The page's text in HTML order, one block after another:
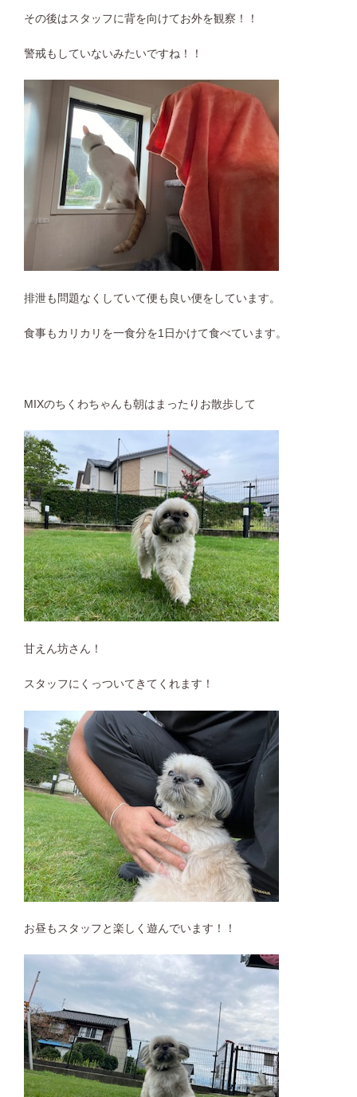
その後はスタッフに背を向けてお外を観察！！
警戒もしていないみたいですね！！
排泄も問題なくしていて便も良い便をしています。
食事もカリカリを一食分を1日かけて食べています。
MIXのちくわちゃんも朝はまったりお散歩して
甘えん坊さん！
スタッフにくっついてきてくれます！
お昼もスタッフと楽しく遊んでいます！！